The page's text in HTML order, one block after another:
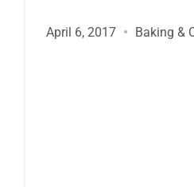
April 6, 2017 Baking &